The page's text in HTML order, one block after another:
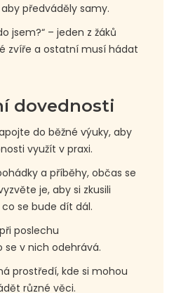
předváděly samy.
jsem?“ – jeden z žáků
zvíře a ostatní musí hádat
dovednosti
do běžné výuky, aby
využít v praxi.
a příběhy, občas se
je, aby si zkusili
se bude dít dál.
poslechu
se v nich odehrává.
prostředí, kde si mohou
různé věci.